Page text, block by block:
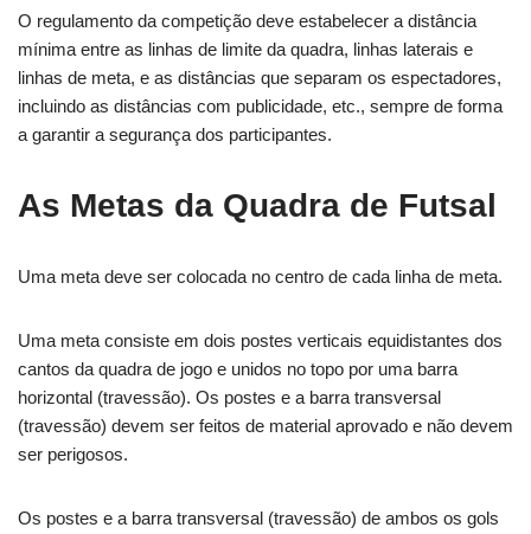
O regulamento da competição deve estabelecer a distância
mínima entre as linhas de limite da quadra, linhas laterais e
linhas de meta, e as distâncias que separam os espectadores,
incluindo as distâncias com publicidade, etc., sempre de forma
a garantir a segurança dos participantes.
As Metas da Quadra de Futsal
Uma meta deve ser colocada no centro de cada linha de meta.
Uma meta consiste em dois postes verticais equidistantes dos
cantos da quadra de jogo e unidos no topo por uma barra
horizontal (travessão). Os postes e a barra transversal
(travessão) devem ser feitos de material aprovado e não devem
ser perigosos.
Os postes e a barra transversal (travessão) de ambos os gols